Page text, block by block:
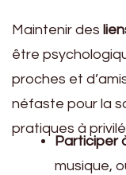
Maintenir des
être
proches et
néfaste pour la
pratiques à
Participer
musique,